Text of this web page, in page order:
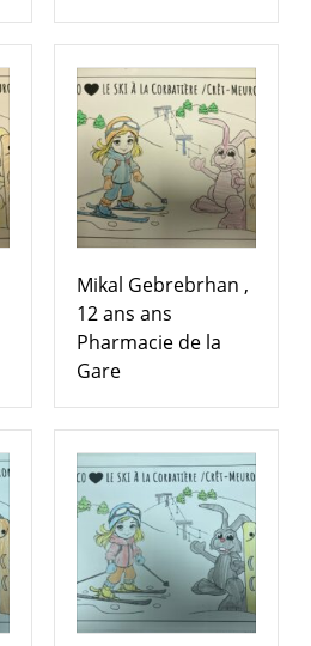
Mikal Gebrebrhan ,
12 ans ans
Pharmacie de la
Gare